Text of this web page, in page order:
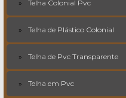
Telha Colonial Pvc
Telha de Plástico Colonial
Telha de Pvc Transparente
Telha em Pvc